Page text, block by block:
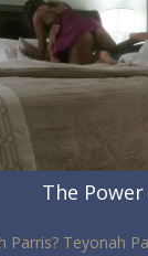
The
Parris? Teyonah